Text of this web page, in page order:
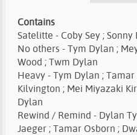
Contains
Satelitte - Coby Sey ; Sonny
No others - Tym Dylan ;
Wood ; Twm Dylan
Heavy - Tym Dylan ;
Kilvington ; Mei Miyazaki
Dylan
Rewind / Remind - Dylan
Jaeger ; Tamar Osborn ;